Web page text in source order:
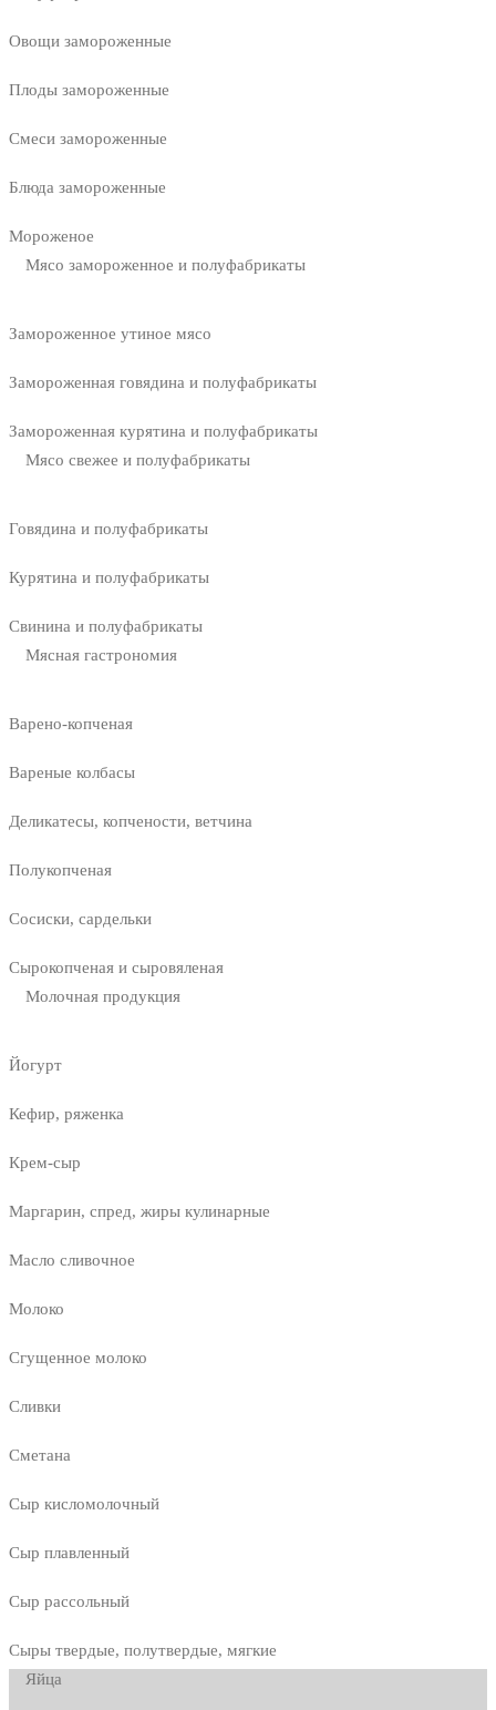
Овощи замороженные
Плоды замороженные
Смеси замороженные
Блюда замороженные
Мороженое
Мясо замороженное и полуфабрикаты
Замороженное утиное мясо
Замороженная говядина и полуфабрикаты
Замороженная курятина и полуфабрикаты
Мясо свежее и полуфабрикаты
Говядина и полуфабрикаты
Курятина и полуфабрикаты
Свинина и полуфабрикаты
Мясная гастрономия
Варено-копченая
Вареные колбасы
Деликатесы, копчености, ветчина
Полукопченая
Сосиски, сардельки
Сырокопченая и сыровяленая
Молочная продукция
Йогурт
Кефир, ряженка
Крем-сыр
Маргарин, спред, жиры кулинарные
Масло сливочное
Молоко
Сгущенное молоко
Сливки
Сметана
Сыр кисломолочный
Сыр плавленный
Сыр рассольный
Сыры твердые, полутвердые, мягкие
Яйца